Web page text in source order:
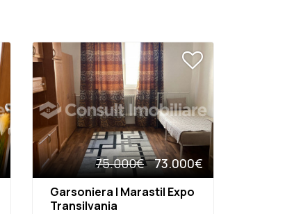
73.000€
75.000€
Garsoniera | Marasti| Expo
Transilvania